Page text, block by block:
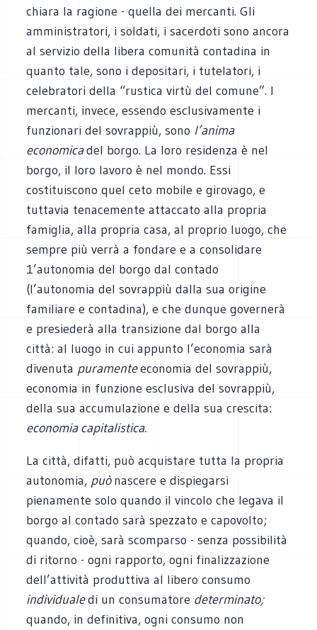
chiara la ragione - quella dei mercanti. Gli
amministratori, i soldati, i sacerdoti sono ancora
al servizio della libera comunità contadina in
quanto tale, sono i depositari, i tutelatori, i
celebratori della “rustica virtù del comune”. I
mercanti, invece, essendo esclusivamente i
funzionari del sovrappiù, sono l’anima
economicadel borgo. La loro residenza è nel
borgo, il loro lavoro è nel mondo. Essi
costituiscono quel ceto mobile e girovago, e
tuttavia tenacemente attaccato alla propria
famiglia, alla propria casa, al proprio luogo, che
sempre più verrà a fondare e a consolidare
1’autonomia del borgo dal contado
(l’autonomia del sovrappiù dalla sua origine
familiare e contadina), e che dunque governerà
e presiederà alla transizione dal borgo alla
città: al luogo in cui appunto l’economia sarà
divenuta puramenteeconomia del sovrappiù,
economia in funzione esclusiva del sovrappiù,
della sua accumulazione e della sua crescita:
economia capitalistica.
La città, difatti, può acquistare tutta la propria
autonomia, puònascere e dispiegarsi
pienamente solo quando il vincolo che legava il
borgo al contado sarà spezzato e capovolto;
quando, cioè, sarà scomparso - senza possibilità
di ritorno - ogni rapporto, ogni finalizzazione
dell’attività produttiva al libero consumo
individualedi un consumatore determinato;
quando, in definitiva, ogni consumo non